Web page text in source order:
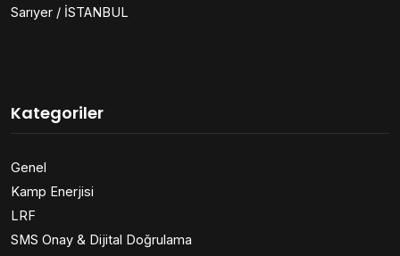
Sarıyer / İSTANBUL
Kategoriler
Genel
Kamp Enerjisi
LRF
SMS Onay & Dijital Doğrulama